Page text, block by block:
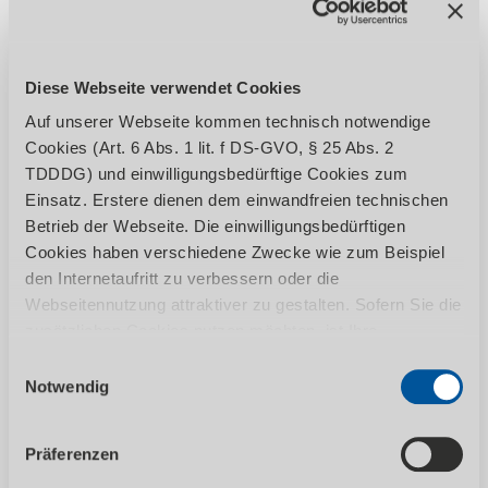
Diese Webseite verwendet Cookies
Auf unserer Webseite kommen technisch notwendige
Cookies (Art. 6 Abs. 1 lit. f DS-GVO, § 25 Abs. 2
TDDDG) und einwilligungsbedürftige Cookies zum
Einsatz. Erstere dienen dem einwandfreien technischen
Betrieb der Webseite. Die einwilligungsbedürftigen
Cookies haben verschiedene Zwecke wie zum Beispiel
den Internetaufritt zu verbessern oder die
Webseitennutzung attraktiver zu gestalten. Sofern Sie die
1 TDDDG erforderlich. Ihre erteilte Einwilligung können
Sie jederzeit durch Aufruf des Consent-Banners mit
Wirkung für die Zukunft widerrufen. Nähere Informationen
zu den einzelnen Cookies und die damit in Verbindung
Notwendig
Präferenzen
Metallbandsägen